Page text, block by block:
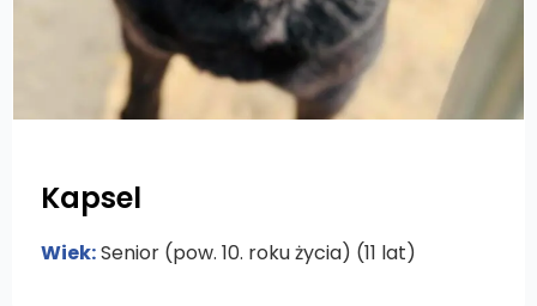
Kapsel
Wiek:Senior (pow. 10. roku życia) (11 lat)